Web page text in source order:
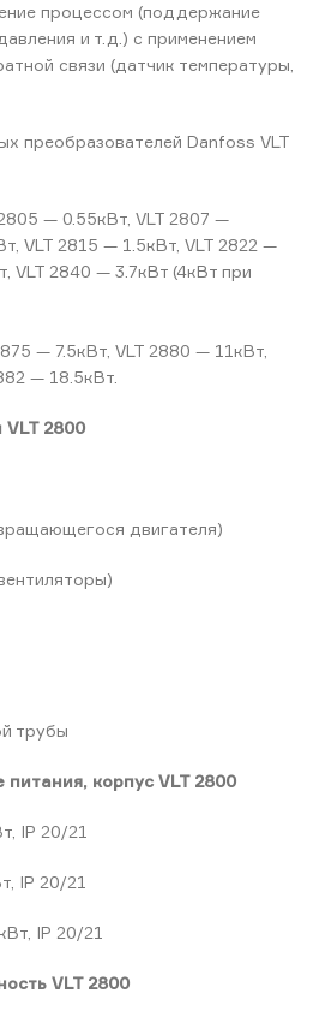
процессом (поддержание
и т.д.) с применением
связи (датчик температуры,
преобразователей Danfoss VLT
— 0.55кВт, VLT 2807 —
VLT 2815 — 1.5кВт, VLT 2822 —
VLT 2840 — 3.7кВт (4кВт при
— 7.5кВт, VLT 2880 — 11кВт,
— 18.5кВт.
2800
двигателя)
трубы
корпус VLT 2800
IP 20/21
IP 20/21
IP 20/21
VLT 2800